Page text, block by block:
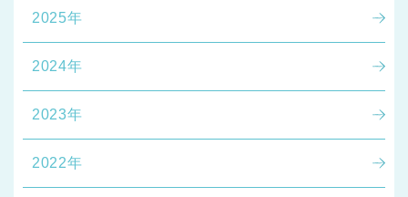
2025年
2024年
2023年
2022年